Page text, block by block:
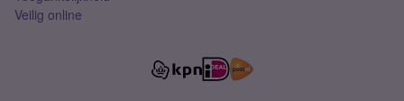
Veilig online